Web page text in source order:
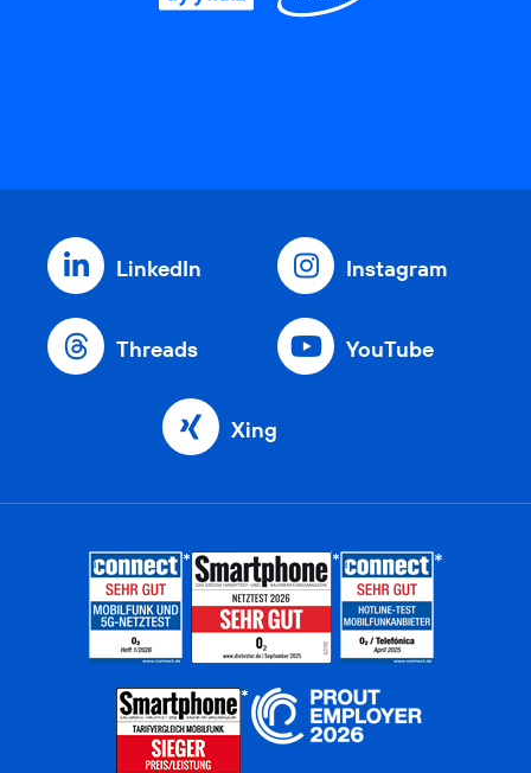
LinkedIn Instagram
Threads YouTube
Xing